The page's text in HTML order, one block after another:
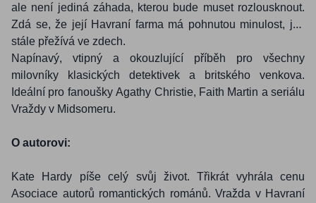
ale není jediná záhada, kterou bude muset rozlousknout.
Zdá se, že její Havraní farma má pohnutou minulost, jež
stále přežívá ve zdech.
Napínavý, vtipný a okouzlující příběh pro všechny
milovníky klasických detektivek a britského venkova.
Ideální pro fanoušky Agathy Christie, Faith Martin a seriálu
Vraždy v Midsomeru.
O autorovi:
Kate Hardy píše celý svůj život. Třikrát vyhrála cenu
Asociace autorů romantických románů. Vražda v Havraní